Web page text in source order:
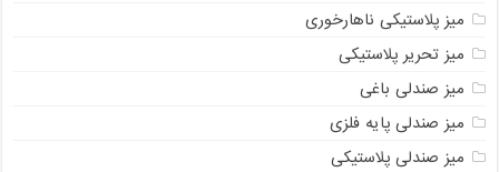
میز پلاستیکی ناهارخوری
میز تحریر پلاستیکی
میز صندلی باغی
میز صندلی پایه فلزی
میز صندلی پلاستیکی